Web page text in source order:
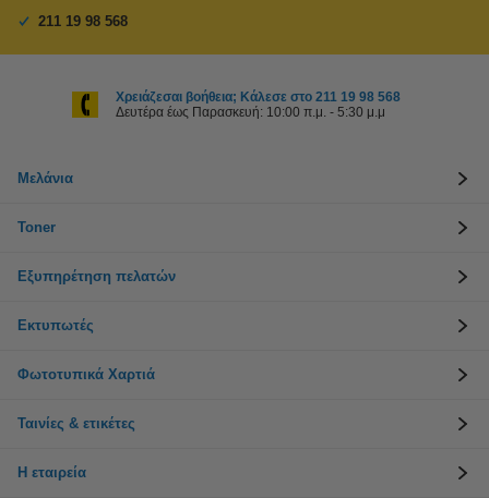
211 19 98 568
Χρειάζεσαι βοήθεια; Κάλεσε στο 211 19 98 568
Δευτέρα έως Παρασκευή: 10:00 π.μ. - 5:30 μ.μ
Μελάνια
Toner
Εξυπηρέτηση πελατών
Εκτυπωτές
Φωτοτυπικά Χαρτιά
Ταινίες & ετικέτες
Η εταιρεία